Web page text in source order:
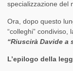
specializzazione del
Ora, dopo questo
“colleghi” condiviso,
“Riuscirà Davide a
L’epilogo della